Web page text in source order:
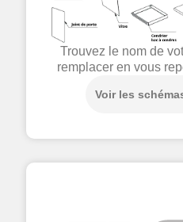
Trouvez le nom de
remplacer en vous
Voir les